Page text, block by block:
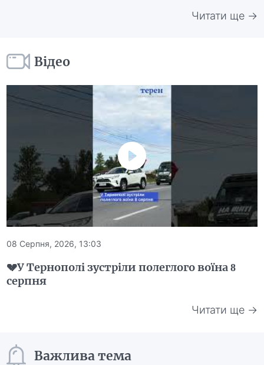
Читати ще →
Відео
08 Серпня, 2026, 13:03
💔У Тернополі зустріли полеглого воїна 8
серпня
Читати ще →
Важлива тема